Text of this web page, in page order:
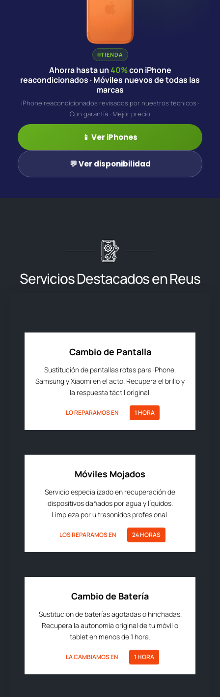
TIENDA
Ahorra hasta un40%con iPhone
reacondicionados · Móviles nuevos de todas las
marcas
iPhone reacondicionados revisados por nuestros técnicos ·
Con garantía · Mejor precio
📱 Ver iPhones
💬 Ver disponibilidad
Servicios Destacados en Reus
Cambio de Pantalla
Sustitución de pantallas rotas para iPhone,
Samsung y Xiaomi en el acto. Recupera el brillo y
la respuesta táctil original.
LO REPARAMOS EN 1 HORA
Móviles Mojados
Servicio especializado en recuperación de
dispositivos dañados por agua y líquidos.
Limpieza por ultrasonidos profesional.
LOS REPARAMOS EN 24 HORAS
Cambio de Batería
Sustitución de baterías agotadas o hinchadas.
Recupera la autonomía original de tu móvil o
tablet en menos de 1 hora.
LA CAMBIAMOS EN 1 HORA